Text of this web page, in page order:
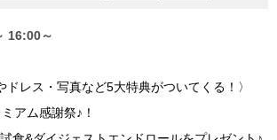
16:00～
ドレス・写真など5大特典がついてくる！〉
アム感謝祭♪！